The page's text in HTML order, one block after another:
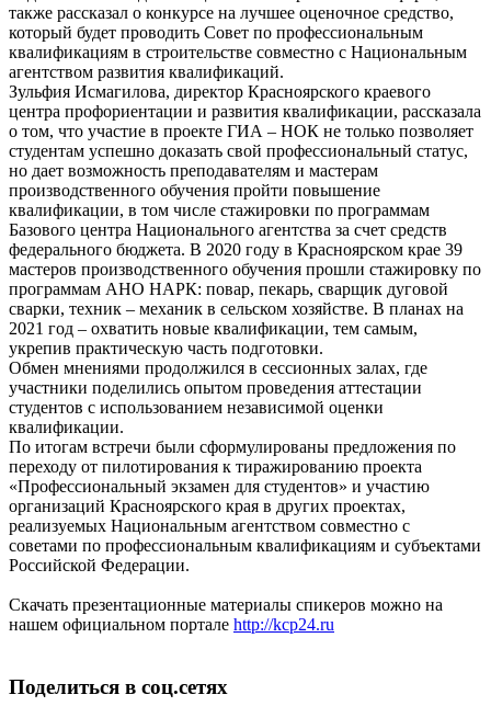
также рассказал о конкурсе на лучшее оценочное средство,
который будет проводить Совет по профессиональным
квалификациям в строительстве совместно с Национальным
агентством развития квалификаций.
Зульфия Исмагилова, директор Красноярского краевого
центра профориентации и развития квалификации, рассказала
о том, что участие в проекте ГИА – НОК не только позволяет
студентам успешно доказать свой профессиональный статус,
но дает возможность преподавателям и мастерам
производственного обучения пройти повышение
квалификации, в том числе стажировки по программам
Базового центра Национального агентства за счет средств
федерального бюджета. В 2020 году в Красноярском крае 39
мастеров производственного обучения прошли стажировку по
программам АНО НАРК: повар, пекарь, сварщик дуговой
сварки, техник – механик в сельском хозяйстве. В планах на
2021 год – охватить новые квалификации, тем самым,
укрепив практическую часть подготовки.
Обмен мнениями продолжился в сессионных залах, где
участники поделились опытом проведения аттестации
студентов с использованием независимой оценки
квалификации.
По итогам встречи были сформулированы предложения по
переходу от пилотирования к тиражированию проекта
«Профессиональный экзамен для студентов» и участию
организаций Красноярского края в других проектах,
реализуемых Национальным агентством совместно с
советами по профессиональным квалификациям и субъектами
Российской Федерации.
Скачать презентационные материалы спикеров можно на
нашем официальном портале http://kcp24.ru
Поделиться в соц.сетях